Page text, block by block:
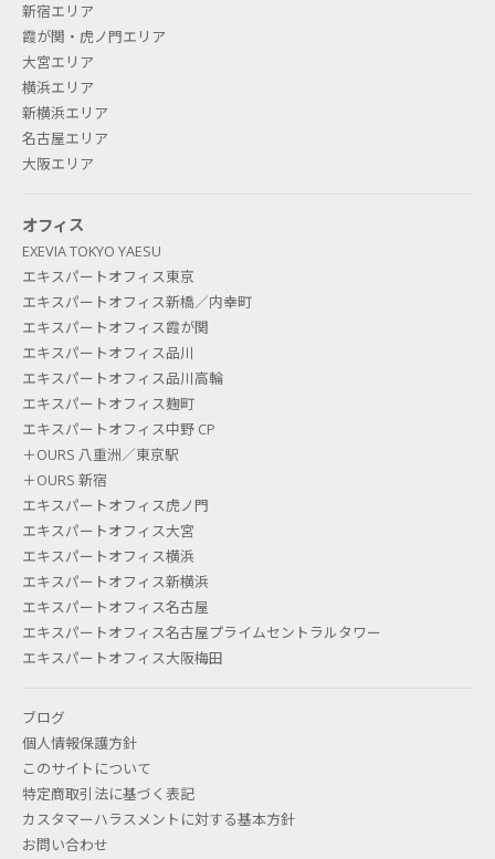
新宿エリア
霞が関・虎ノ門エリア
大宮エリア
横浜エリア
新横浜エリア
名古屋エリア
大阪エリア
オフィス
EXEVIA TOKYO YAESU
エキスパートオフィス東京
エキスパートオフィス新橋／内幸町
エキスパートオフィス霞が関
エキスパートオフィス品川
エキスパートオフィス品川高輪
エキスパートオフィス麹町
エキスパートオフィス中野 CP
＋OURS 八重洲／東京駅
＋OURS 新宿
エキスパートオフィス虎ノ門
エキスパートオフィス大宮
エキスパートオフィス横浜
エキスパートオフィス新横浜
エキスパートオフィス名古屋
エキスパートオフィス名古屋プライムセントラルタワー
エキスパートオフィス大阪梅田
ブログ
個人情報保護方針
このサイトについて
特定商取引法に基づく表記
カスタマーハラスメントに対する基本方針
お問い合わせ